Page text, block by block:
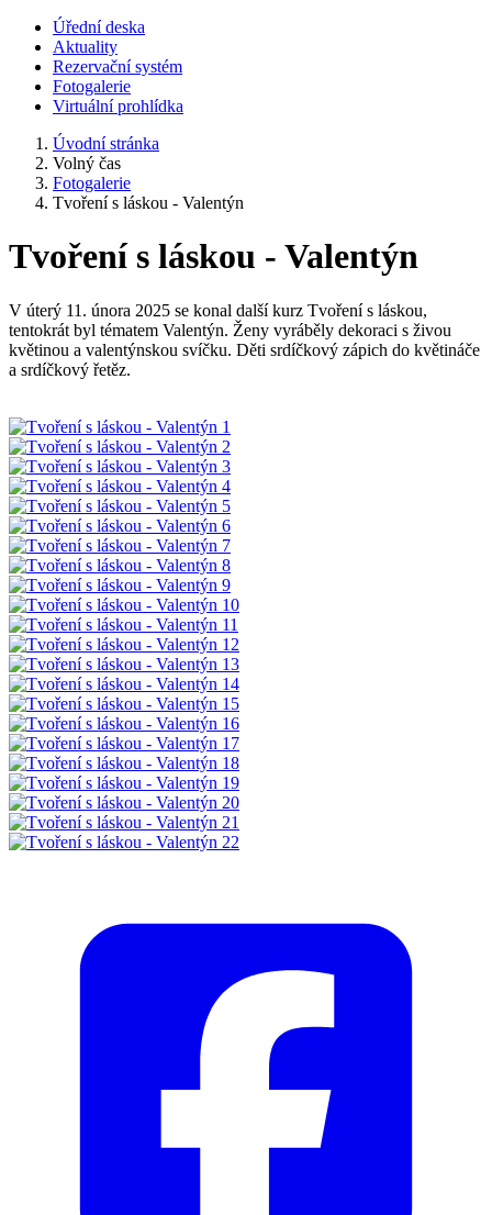
Úřední deska
Aktuality
Rezervační systém
Fotogalerie
Virtuální prohlídka
Úvodní stránka
Volný čas
Fotogalerie
Tvoření s láskou - Valentýn
Tvoření s láskou - Valentýn
V úterý 11. února 2025 se konal další kurz Tvoření s láskou,
tentokrát byl tématem Valentýn. Ženy vyráběly dekoraci s živou
květinou a valentýnskou svíčku. Děti srdíčkový zápich do květináče
a srdíčkový řetěz.